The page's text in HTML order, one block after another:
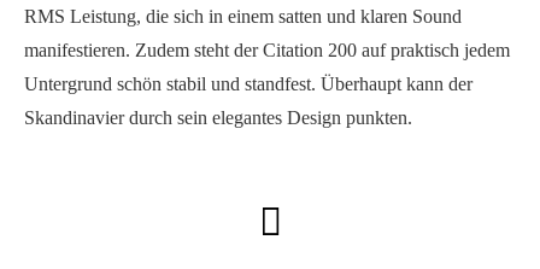
RMS Leistung, die sich in einem satten und klaren Sound
manifestieren. Zudem steht der Citation 200 auf praktisch jedem
Untergrund schön stabil und standfest. Überhaupt kann der
Skandinavier durch sein elegantes Design punkten.